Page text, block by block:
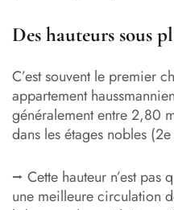
Des hauteurs sous
C’est souvent le premier
appartement
généralement entre 2,80
dans les étages nobles
⭢ Cette hauteur n’est pas
une meilleure circulation